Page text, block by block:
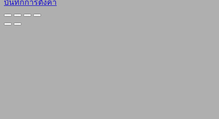
บันทึกการตั้งค่า